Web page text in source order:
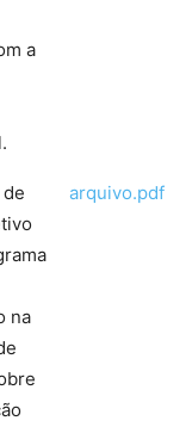
a
na
arquivo.pdf